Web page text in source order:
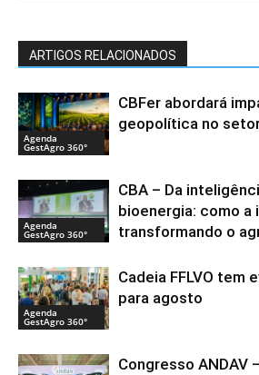
ARTIGOS RELACIONADOS
Agenda
GestAgro 360°
CBFer abordará
geopolítica no
Agenda
GestAgro 360°
CBA – Da
bioenergia: como a
transformando o
Agenda
GestAgro 360°
Cadeia FFLVO tem
para agosto
Congresso ANDAV